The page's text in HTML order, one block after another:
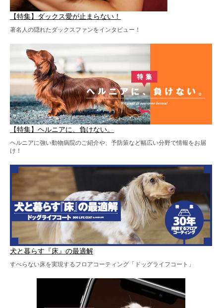
【特集】ダックス愛が止まらない！
著名人の隠れたダックスファンをインタビュー！
【特集】ヘルニアに、負けない。
ヘルニアに強い動物病院のご紹介や、予防策など幅広い分野で情報をお届
け！
犬と暮らす『床』の最適解
すべらない床を実現するフロアコーティング「ドッグライフコート」